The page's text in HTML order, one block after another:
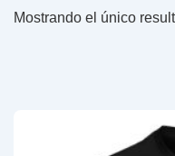
Mostrando el único